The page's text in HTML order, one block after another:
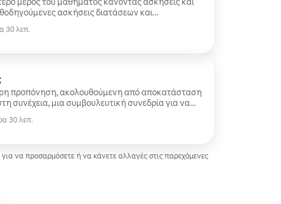
ασκήσεις διατάσεων και
βελτιώσετε την αποκατάστασή σας.
30 λεπ.
προπόνηση, ακολουθούμενη από αποκατάσταση
συνέχεια, μια συμβουλευτική συνεδρία για να
προπόνησης 4 εβδομάδων και έναν οδηγό
30 λεπ.
να προσαρμόσετε ή να κάνετε αλλαγές στις παρεχόμενες